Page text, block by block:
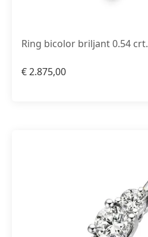
Ring bicolor briljant 0.54 crt.
€2.875,00